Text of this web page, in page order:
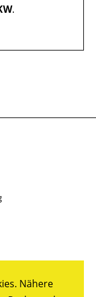
Nähere
.